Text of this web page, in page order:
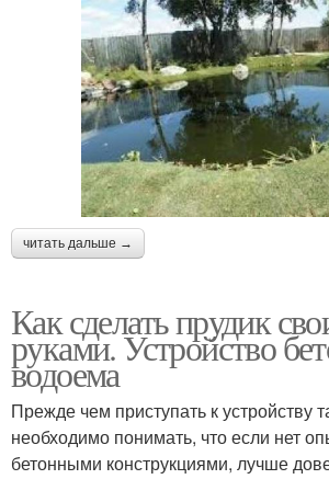
читать дальше →
Как сделать прудик
руками. Устройство
водоема
Прежде чем приступать к устройству
необходимо понимать, что если нет
бетонными конструкциями, лучше